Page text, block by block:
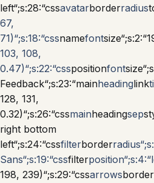
left“;s:28:“cssavatarborderradius
67,
71)“;s:18:“cssnamefont
103, 108,
0.47)“;s:22:“csspositionfont
Feedback“;s:23:“mainheadinglink
128, 131,
0.32)“;s:26:“cssmainheadingsep
right bottom
left“;s:24:“cssfilterborder
Sans“;s:19:“cssfilter
198, 239)“;s:29:“cssarrowsborder